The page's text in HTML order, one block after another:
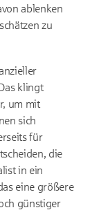
ablenken
zu
klingt
um mit
sich
für
die
in ein
eine größere
günstiger